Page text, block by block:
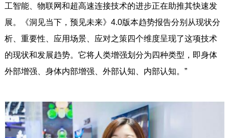
工智能、物联网和超高速连接技术的进步正在助推其快速发
展。《洞见当下，预见未来》4.0版本趋势报告分别从现状分
析、重要性、应用场景、应对之策四个维度呈现了这项技术
的现状和发展趋势。它将人类增强划分为四种类型，即身体
外部增强、身体内部增强、外部认知、内部认知。”